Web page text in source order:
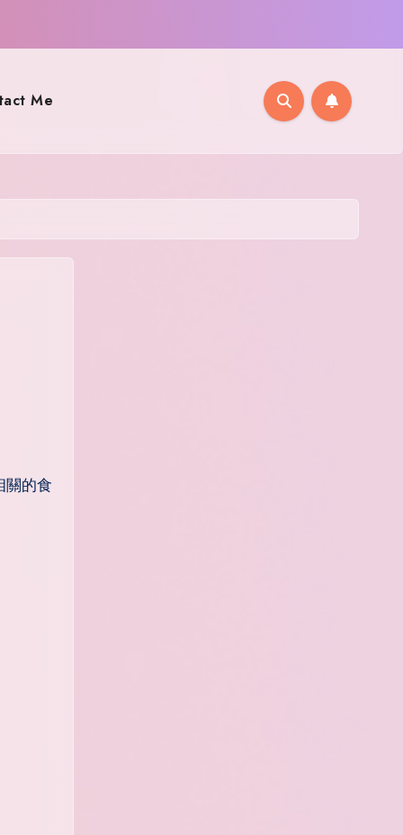
Me